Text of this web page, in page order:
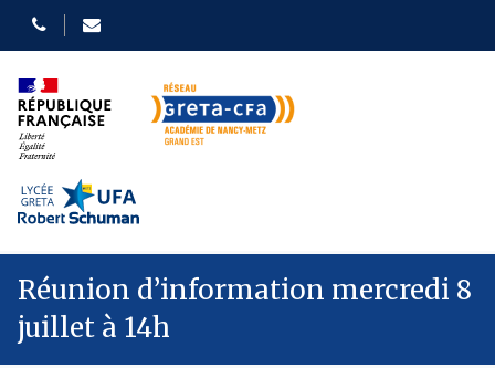
Réunion d’information mercredi 8
juillet à 14h